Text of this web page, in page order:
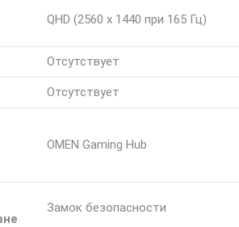
QHD (2560 x 1440 при 165 Гц)
Отсутствует
Отсутствует
OMEN Gaming Hub
Замок безопасности